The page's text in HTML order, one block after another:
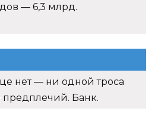
— 6,3 млрд.
нет — ни одной троса
Банк.